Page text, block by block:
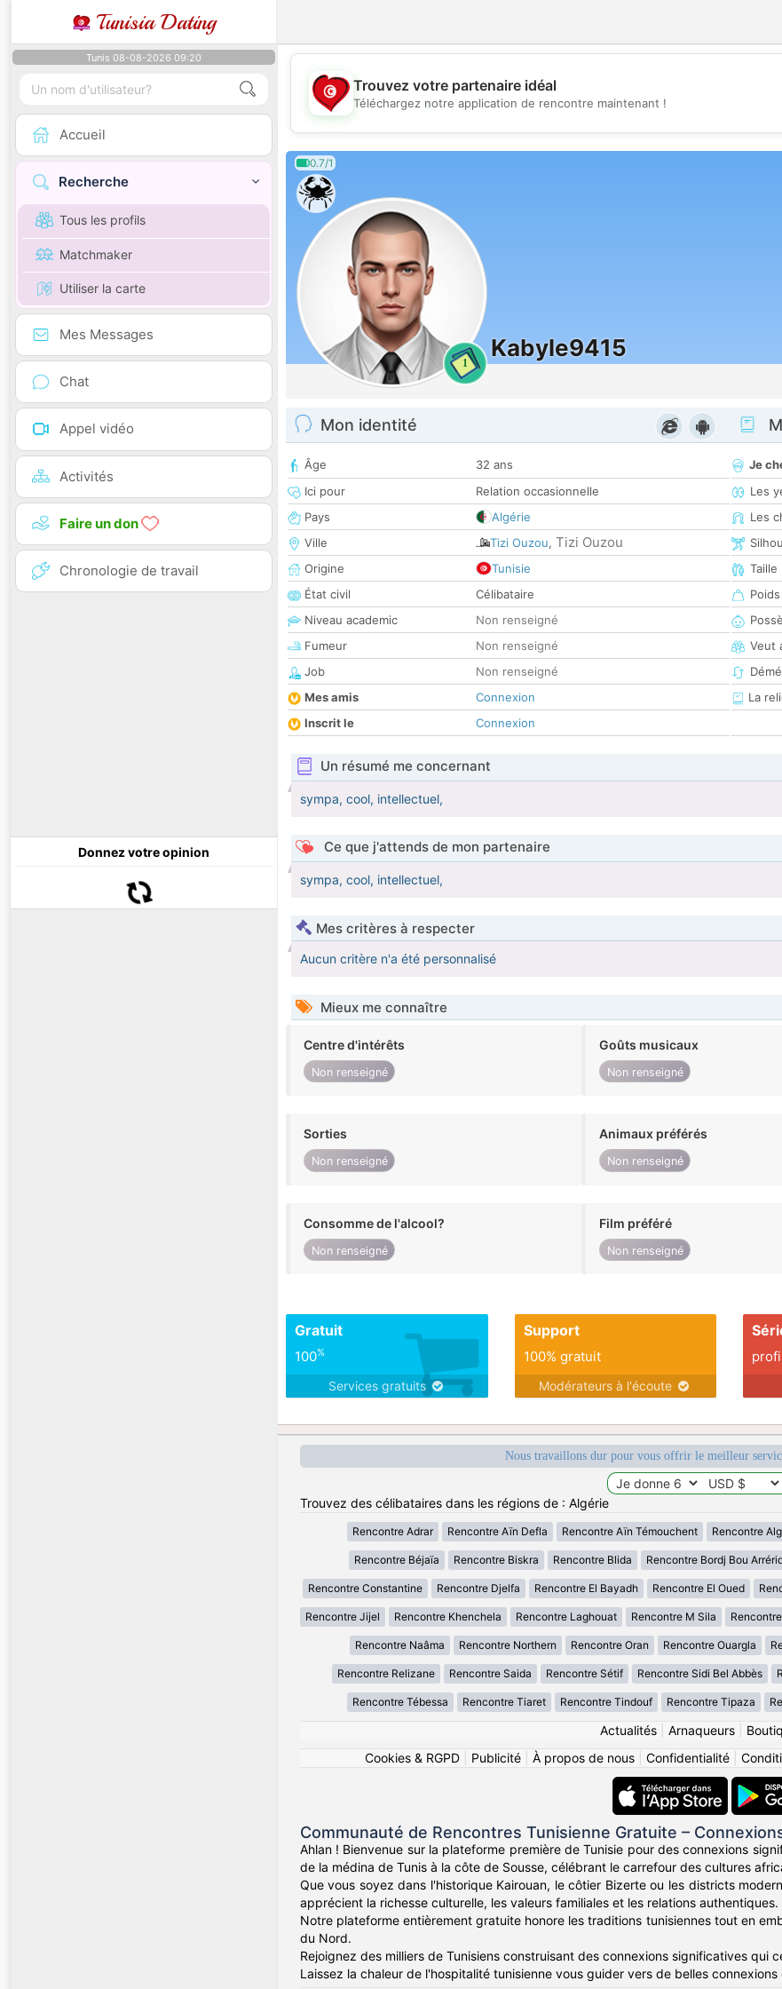
Tunisia Dating
Tunis 08-08-2026 09:20
Accueil
Recherche
Tous les profils
Matchmaker
Utiliser la carte
Mes Messages
Chat
Appel vidéo
Activités
Faire un don
Chronologie de travail
Donnez votre opinion
💖
Trouvez votre partenaire idéal
Téléchargez notre application de rencontre maintenant !
0.7/1
1
Kabyle9415
Mon identité
Âge
32 ans
Ici pour
Relation occasionnelle
Pays
Algérie
Ville
Tizi Ouzou, Tizi Ouzou
Origine
Tunisie
État civil
Célibataire
Niveau academic
Non renseigné
Fumeur
Non renseigné
Job
Non renseigné
Mes amis
Connexion
Inscrit le
Connexion
Je
Les
Les
Taille
Poids
Veut
La
Un résumé me concernant
sympa, cool, intellectuel,
Ce que j'attends de mon partenaire
sympa, cool, intellectuel,
Mes critères à respecter
Aucun critère n'a été personnalisé
Mieux me connaître
Centre d'intérêts
Non renseigné
Goûts musicaux
Non renseigné
Sorties
Non renseigné
Animaux préférés
Non renseigné
Consomme de l'alcool?
Non renseigné
Film préféré
Non renseigné
Gratuit
100%
Services gratuits
Support
100% gratuit
Modérateurs à l'écoute
Nous travaillons dur pour vous offrir le meilleur
Trouvez des célibataires dans les régions de : Algérie
Rencontre Adrar Rencontre Aïn Defla Rencontre Aïn Témouchent Rencontre
Rencontre Béjaïa Rencontre Biskra Rencontre Blida Rencontre Bordj Bou
Rencontre Constantine Rencontre Djelfa Rencontre El Bayadh Rencontre El Oued
Rencontre Jijel Rencontre Khenchela Rencontre Laghouat Rencontre M Sila
Rencontre Naâma Rencontre Northern Rencontre Oran Rencontre Ouargla
Rencontre Relizane Rencontre Saida Rencontre Sétif Rencontre Sidi Bel Abbès
Rencontre Tébessa Rencontre Tiaret Rencontre Tindouf Rencontre Tipaza
Actualités| Arnaqueurs|
Cookies & RGPD| Publicité| À propos de nous| Confidentialité|
Communauté de Rencontres Tunisienne Gratuite –
Ahlan ! Bienvenue sur la plateforme première de Tunisie pour des connexions
de la médina de Tunis à la côte de Sousse, célébrant le carrefour des cultures
Que vous soyez dans l'historique Kairouan, le côtier Bizerte ou les districts
apprécient la richesse culturelle, les valeurs familiales et les relations authentiques.
Notre plateforme entièrement gratuite honore les traditions tunisiennes tout en
du Nord.
Rejoignez des milliers de Tunisiens construisant des connexions significatives qui
Laissez la chaleur de l'hospitalité tunisienne vous guider vers de belles